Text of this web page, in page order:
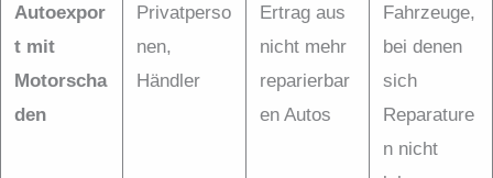
Autoexpor
t mit
Motorscha
den
Privatperso
nen,
Händler
Ertrag aus
nicht mehr
reparierbar
en Autos
Fahrzeuge,
bei denen
sich
Reparature
n nicht